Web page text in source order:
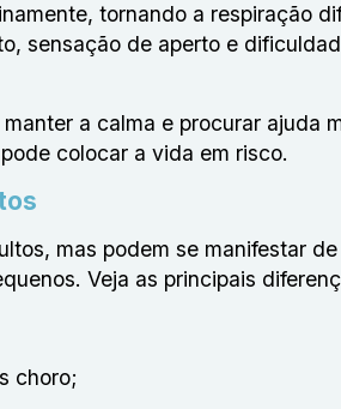
tornando a respiração
sensação de aperto e
a calma e procurar ajuda
colocar a vida em risco.
mas podem se manifestar de
Veja as principais
choro;